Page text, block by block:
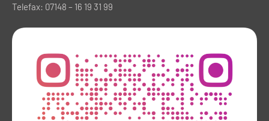
Telefax: 07148 – 16 19 31 99